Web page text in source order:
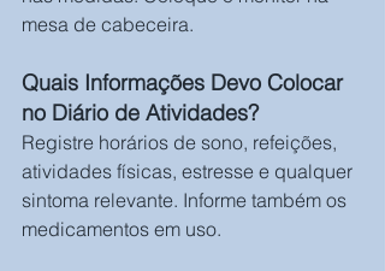
mesa de cabeceira.
Quais Informações Devo Colocar
no Diário de Atividades?
Registre horários de sono, refeições,
atividades físicas, estresse e qualquer
sintoma relevante. Informe também os
medicamentos em uso.